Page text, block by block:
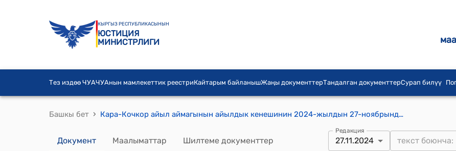
КЫРГЫЗ РЕСПУБЛИКАСЫНЫН
ЮСТИЦИЯ
МИНИСТРЛИГИ
Тез издөө ЧУАЧУАнын мамлекеттик реестриКайтарым байланышЖаңы документтерТандалган документтерСурап билүү
Башкы бет › Кара-Кочкор айыл аймагынын айылдык кенешинин 2024-жылдын 27-ноябрындагы №1/13 Октябрь айылындагы “Элбарс” МЧББУМ нун кошумча ачылган №2 корпусун капиталдык ремонттон өткөрүү үчүн, Кара-Кочкор айыл өкмөтүнүн 2025-жылга карала турган бюджетинен өздүк салым үчүн, 555 803 (беш жүз элүү беш миң сегиз жүз үч) сом акча каражатын бөлүп берүү жөнүндө токтому
Документ Маалыматтар Шилтеме документтер
Редакция
27.11.2024